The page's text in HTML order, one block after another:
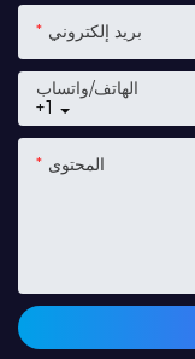
بريد إلكتروني
+1
الهاتف/واتساب
المحتوى